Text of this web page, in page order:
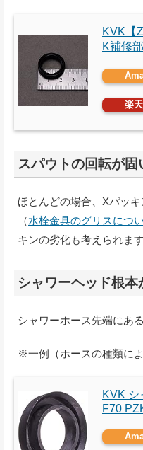
KVK【
K補修
楽
スパウトの回転が固
ほとんどの場合、Xパッキ
（水栓金具のグリスにつ
キンの劣化も考えられます
シャワーヘッド根本
シャワーホース先端にあ
※一例（ホースの種類に
KVK シ
F70